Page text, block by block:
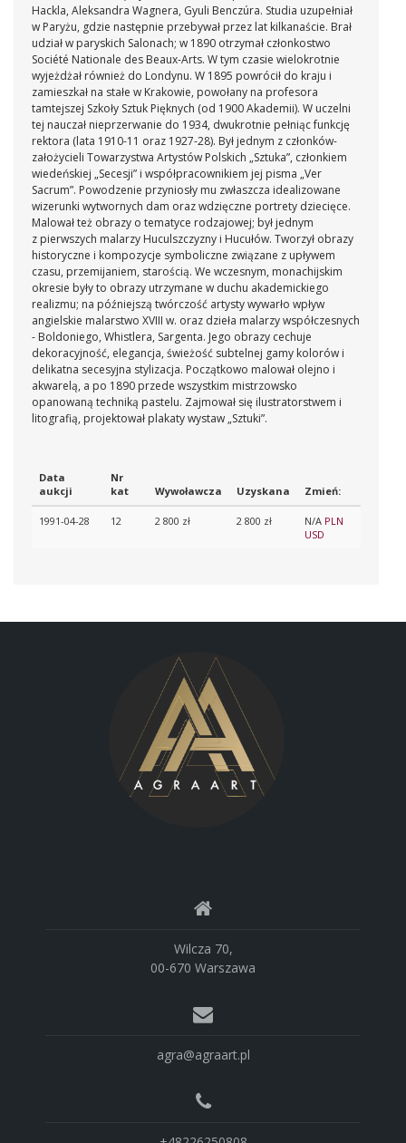
Hackla, Aleksandra Wagnera, Gyuli Benczúra. Studia uzupełniał
w Paryżu, gdzie następnie przebywał przez lat kilkanaście. Brał
udział w paryskich Salonach; w 1890 otrzymał członkostwo
Société Nationale des Beaux-Arts. W tym czasie wielokrotnie
wyjeżdżał również do Londynu. W 1895 powrócił do kraju i
zamieszkał na stałe w Krakowie, powołany na profesora
tamtejszej Szkoły Sztuk Pięknych (od 1900 Akademii). W uczelni
tej nauczał nieprzerwanie do 1934, dwukrotnie pełniąc funkcję
rektora (lata 1910-11 oraz 1927-28). Był jednym z członków-
założycieli Towarzystwa Artystów Polskich „Sztuka”, członkiem
wiedeńskiej „Secesji” i współpracownikiem jej pisma „Ver
Sacrum”. Powodzenie przyniosły mu zwłaszcza idealizowane
wizerunki wytwornych dam oraz wdzięczne portrety dziecięce.
Malował też obrazy o tematyce rodzajowej; był jednym
z pierwszych malarzy Huculszczyzny i Hucułów. Tworzył obrazy
historyczne i kompozycje symboliczne związane z upływem
czasu, przemijaniem, starością. We wczesnym, monachijskim
okresie były to obrazy utrzymane w duchu akademickiego
realizmu; na późniejszą twórczość artysty wywarło wpływ
angielskie malarstwo XVIII w. oraz dzieła malarzy współczesnych
- Boldoniego, Whistlera, Sargenta. Jego obrazy cechuje
dekoracyjność, elegancja, świeżość subtelnej gamy kolorów i
delikatna secesyjna stylizacja. Początkowo malował olejno i
akwarelą, a po 1890 przede wszystkim mistrzowsko
opanowaną techniką pastelu. Zajmował się ilustratorstwem i
litografią, projektował plakaty wystaw „Sztuki”.
Data
aukcji
Nr
kat
Wywoławcza Uzyskana Zmień:
1991-04-28 12 2 800 zł 2 800 zł N/A PLN
USD
Wilcza 70,
00-670 Warszawa
agra@agraart.pl